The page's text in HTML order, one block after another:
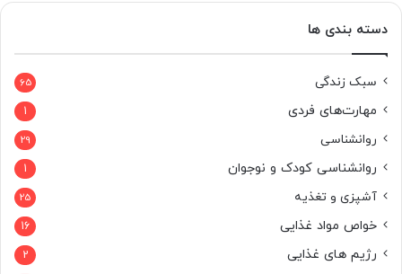
دسته بندی ها
سبک زندگی 65
مهارت‌های فردی 1
روانشناسی 29
روانشناسی کودک و نوجوان 1
آشپزی و تغذیه 25
خواص مواد غذایی 16
رژیم های غذایی 2